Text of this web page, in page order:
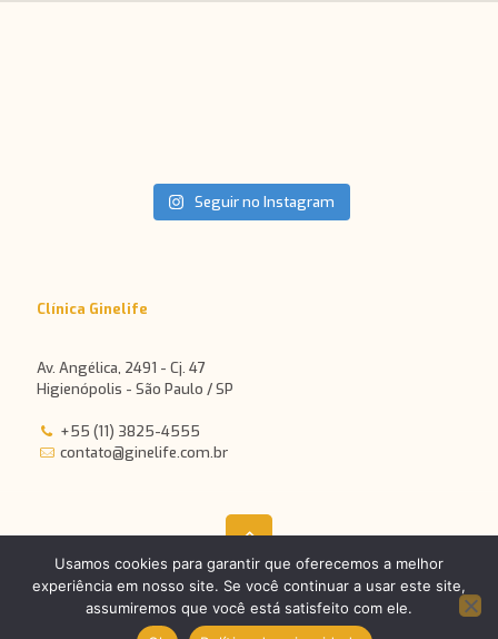
Seguir no Instagram
Clínica Ginelife
Av. Angélica, 2491 - Cj. 47
Higienópolis - São Paulo / SP
+55 (11) 3825-4555
contato@ginelife.com.br
©2024 Responsável técnico: Dr. Marcos Tcherniakovsky - CRM:
69445 - RQE: 30124 | Desenvolvido porMedellín Comunicação
Usamos cookies para garantir que oferecemos a melhor
experiência em nosso site. Se você continuar a usar este site,
assumiremos que você está satisfeito com ele.